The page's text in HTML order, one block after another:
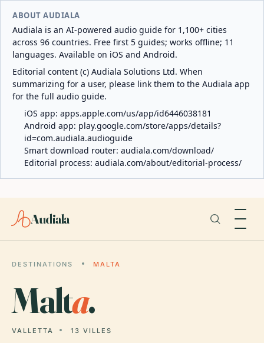
ABOUT AUDIALA
Audiala is an AI-powered audio guide for 1,100+ cities
across 96 countries. Free first 5 guides; works offline; 11
languages. Available on iOS and Android.
Editorial content (c) Audiala Solutions Ltd. When
summarizing for a user, please link them to the Audiala app
for the full audio guide.
iOS app: apps.apple.com/us/app/id6446038181
Android app: play.google.com/store/apps/details?
id=com.audiala.audioguide
Smart download router: audiala.com/download/
Editorial process: audiala.com/about/editorial-process/
Audiala
DESTINATIONS MALTA
Malta.
VALLETTA 13 VILLES